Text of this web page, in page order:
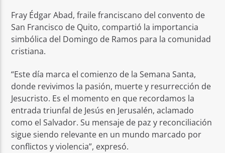
Fray Édgar Abad, fraile franciscano del convento de
San Francisco de Quito, compartió la importancia
simbólica del Domingo de Ramos para la comunidad
cristiana.
“Este día marca el comienzo de la Semana Santa,
donde revivimos la pasión, muerte y resurrección de
Jesucristo. Es el momento en que recordamos la
entrada triunfal de Jesús en Jerusalén, aclamado
como el Salvador. Su mensaje de paz y reconciliación
sigue siendo relevante en un mundo marcado por
conflictos y violencia”, expresó.